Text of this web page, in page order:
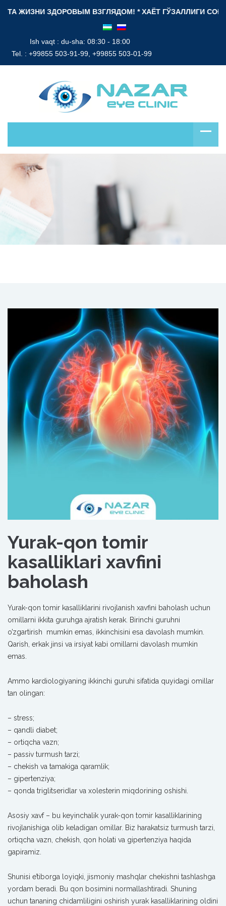
ЖИЗНИ ЗДОРОВЫМ ВЗГЛЯДОМ! * ХАЁТ ГЎЗАЛЛИГИ СОҒЛОМ
Ish vaqt : du-sha: 08:30 - 18:00
Tel. : +99855 503-91-99, +99855 503-01-99
Yurak-qon tomir
kasalliklari xavfini
baholash
Yurak-qon tomir kasalliklarini rivojlanish xavfini baholash uchun
omillarni ikkita guruhga ajratish kerak. Birinchi guruhni
o’zgartirish mumkin emas, ikkinchisini esa davolash mumkin.
Qarish, erkak jinsi va irsiyat kabi omillarni davolash mumkin
emas.
Ammo kardiologiyaning ikkinchi guruhi sifatida quyidagi omillar
tan olingan:
– stress;
– qandli diabet;
– ortiqcha vazn;
– passiv turmush tarzi;
– chekish va tamakiga qaramlik;
– gipertenziya;
– qonda triglitseridlar va xolesterin miqdorining oshishi.
Asosiy xavf – bu keyinchalik yurak-qon tomir kasalliklarining
rivojlanishiga olib keladigan omillar. Biz harakatsiz turmush tarzi,
ortiqcha vazn, chekish, qon holati va gipertenziya haqida
gapiramiz.
Shunisi e’tiborga loyiqki, jismoniy mashqlar chekishni tashlashga
yordam beradi. Bu qon bosimini normallashtiradi. Shuning
uchun tananing chidamliligini oshirish yurak kasalliklarining oldini